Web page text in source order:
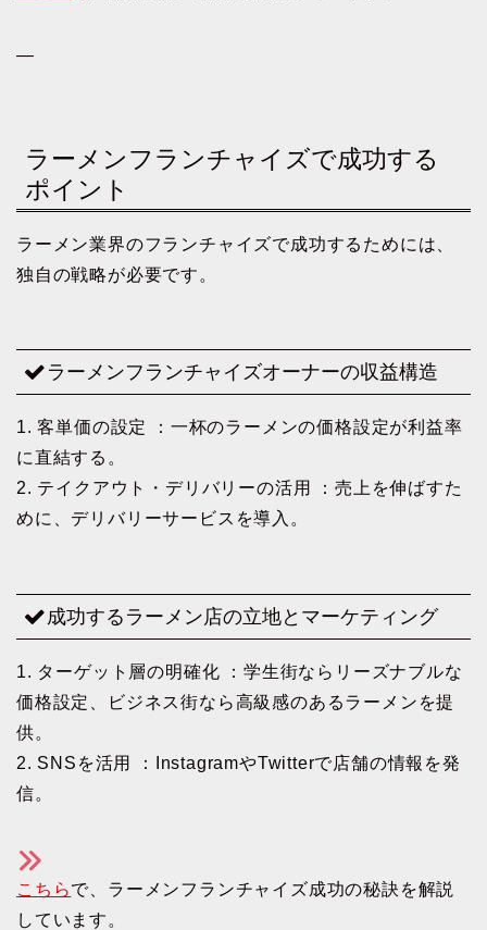
—
ラーメンフランチャイズで成功する
ポイント
ラーメン業界のフランチャイズで成功するためには、
独自の戦略が必要です。
ラーメンフランチャイズオーナーの収益構造
1. 客単価の設定 ：一杯のラーメンの価格設定が利益率
に直結する。
2. テイクアウト・デリバリーの活用 ：売上を伸ばすた
めに、デリバリーサービスを導入。
成功するラーメン店の立地とマーケティング
1. ターゲット層の明確化 ：学生街ならリーズナブルな
価格設定、ビジネス街なら高級感のあるラーメンを提
供。
2. SNSを活用 ：InstagramやTwitterで店舗の情報を発
信。
こちらで、ラーメンフランチャイズ成功の秘訣を解説
しています。